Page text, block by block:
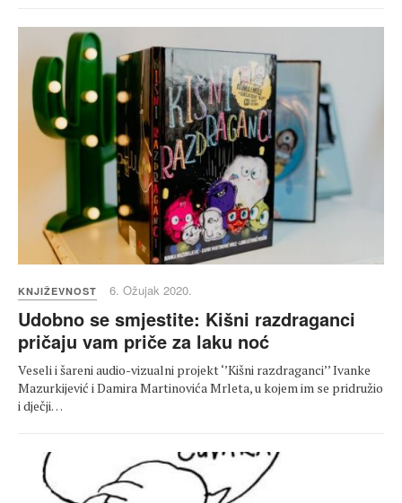
KNJIŽEVNOST 6. Ožujak 2020.
Udobno se smjestite: Kišni razdraganci
pričaju vam priče za laku noć
Veseli i šareni audio-vizualni projekt ‘’Kišni razdraganci’’ Ivanke
Mazurkijević i Damira Martinovića Mrleta, u kojem im se pridružio
i dječji…